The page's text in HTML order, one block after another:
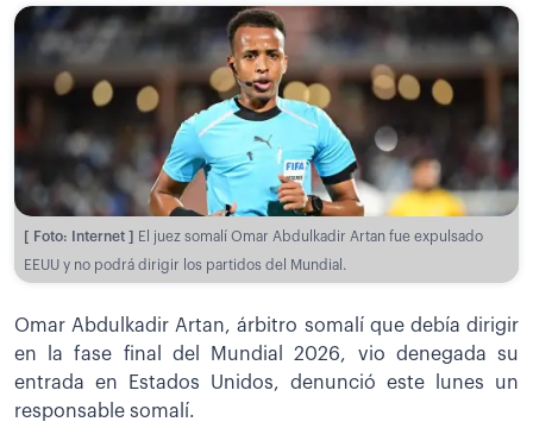
[ Foto: Internet ]
El juez somalí Omar Abdulkadir Artan fue expulsado
EEUU y no podrá dirigir los partidos del Mundial.
Omar Abdulkadir Artan, árbitro somalí que debía dirigir
en la fase final del Mundial 2026, vio denegada su
entrada en Estados Unidos, denunció este lunes un
responsable somalí.